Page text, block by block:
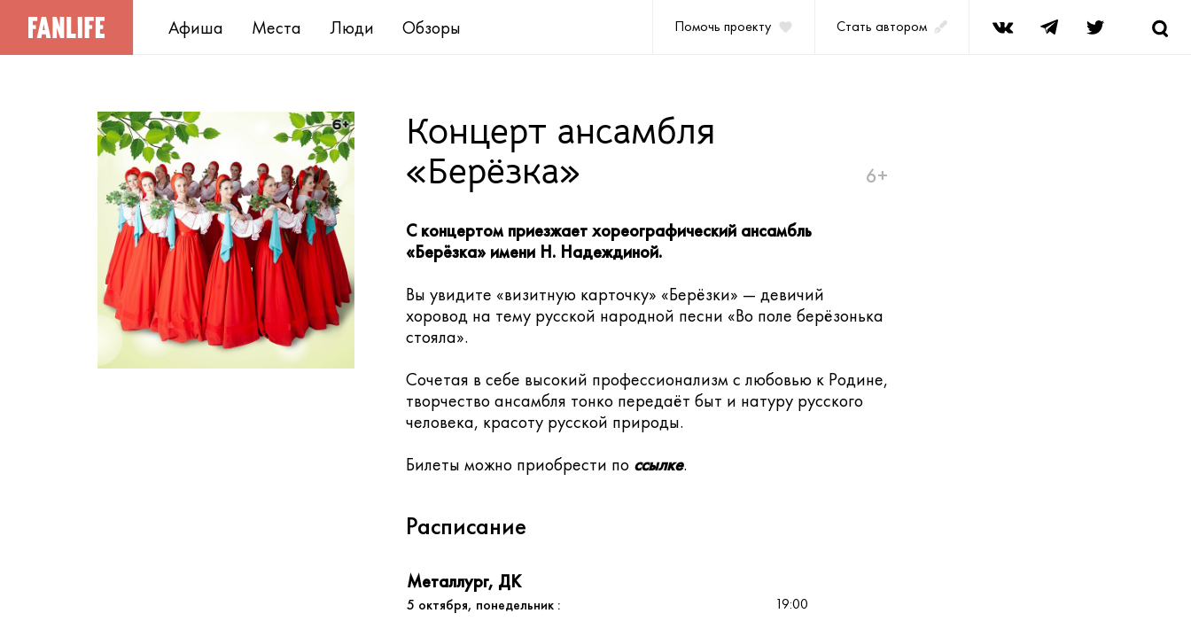
Афиша Места Люди Обзоры Помочь проекту Стать автором
Концерт ансамбля
«Берёзка»
6+
С концертом приезжает хореографический ансамбль
«Берёзка» имени Н. Надеждиной.
Вы увидите «визитную карточку» «Берёзки» — девичий
хоровод на тему русской народной песни «Во поле берёзонька
стояла».
Сочетая в себе высокий профессионализм с любовью к Родине,
творчество ансамбля тонко передаёт быт и натуру русского
человека, красоту русской природы.
Билеты можно приобрести по ссылке.
Расписание
Металлург, ДК
5 октября, понедельник 19:00